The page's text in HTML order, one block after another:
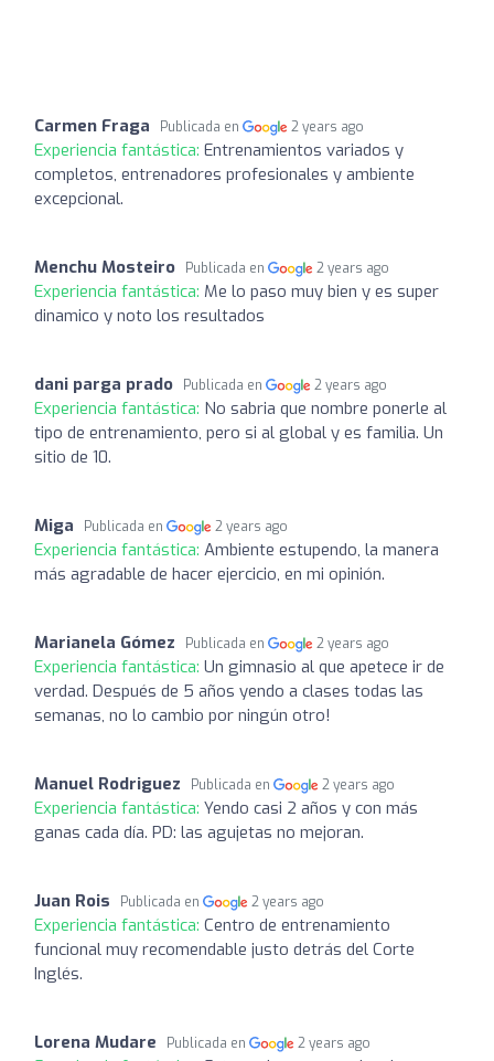
Carmen Fraga Publicada en 2 years ago
Experiencia fantástica: Entrenamientos variados y
completos, entrenadores profesionales y ambiente
excepcional.
Menchu Mosteiro Publicada en 2 years ago
Experiencia fantástica: Me lo paso muy bien y es super
dinamico y noto los resultados
dani parga prado Publicada en 2 years ago
Experiencia fantástica: No sabria que nombre ponerle al
tipo de entrenamiento, pero si al global y es familia. Un
sitio de 10.
Miga Publicada en 2 years ago
Experiencia fantástica: Ambiente estupendo, la manera
más agradable de hacer ejercicio, en mi opinión.
Marianela Gómez Publicada en 2 years ago
Experiencia fantástica: Un gimnasio al que apetece ir de
verdad. Después de 5 años yendo a clases todas las
semanas, no lo cambio por ningún otro!
Manuel Rodriguez Publicada en 2 years ago
Experiencia fantástica: Yendo casi 2 años y con más
ganas cada día. PD: las agujetas no mejoran.
Juan Rois Publicada en 2 years ago
Experiencia fantástica: Centro de entrenamiento
funcional muy recomendable justo detrás del Corte
Inglés.
Lorena Mudare Publicada en 2 years ago